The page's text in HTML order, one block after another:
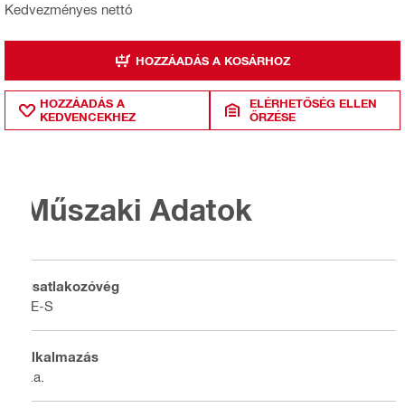
Kedvezményes nettó
HOZZÁADÁS A KOSÁRHOZ
HOZZÁADÁS A
KEDVENCEKHEZ
ELÉRHETŐSÉG ELLEN
ŐRZÉSE
Műszaki Adatok
Csatlakozóvég
TE-S
Alkalmazás
n.a.